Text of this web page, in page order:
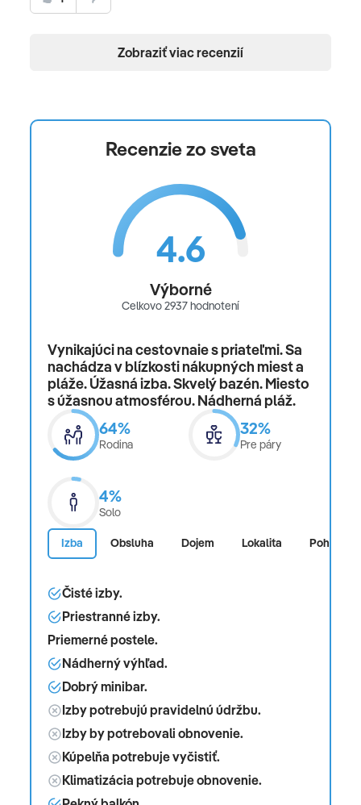
Zobraziť viac recenzií
Recenzie zo sveta
4.6
Výborné
Celkovo 2937 hodnotení
Vynikajúci na cestovnaie s priateľmi. Sa
nachádza v blízkosti nákupných miest a
pláže. Úžasná izba. Skvelý bazén. Miesto
s úžasnou atmosférou. Nádherná pláž.
64%
Rodina
32%
Pre páry
4%
Solo
Izba Obsluha Dojem Lokalita Pohodlie
Čisté izby.
Priestranné izby.
Priemerné postele.
Nádherný výhľad.
Dobrý minibar.
Izby potrebujú pravidelnú údržbu.
Izby by potrebovali obnovenie.
Kúpelňa potrebuje vyčistiť.
Klimatizácia potrebuje obnovenie.